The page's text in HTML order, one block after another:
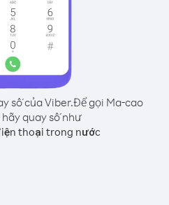
số của Viber.Để gọi Ma-cao
quay số như
thoại trong nước